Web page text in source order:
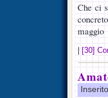
Che ci
maggio
[30]